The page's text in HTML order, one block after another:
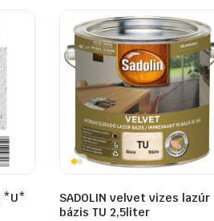
*U*
SADOLIN velvet vizes lazúr
bázis TU 2,5liter